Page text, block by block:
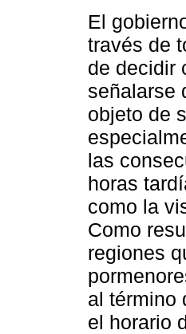
El
través de
de decidir
señalarse
objeto de
las
horas
como la
Como
regiones
al término
el horario